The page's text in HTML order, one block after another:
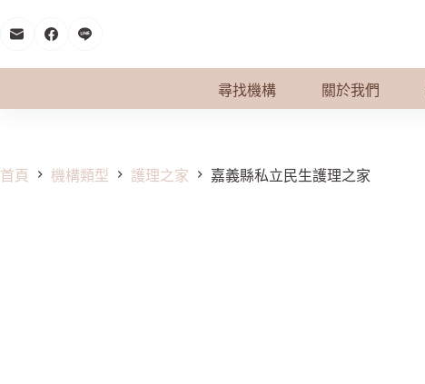
至
尋找機構 關於我們
首頁 機構類型 護理之家 嘉義縣私立民生護理之家